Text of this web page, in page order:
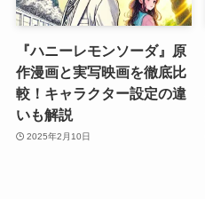
『ハニーレモンソーダ』原
作漫画と実写映画を徹底比
較！キャラクター設定の違
いも解説
2025年2月10日